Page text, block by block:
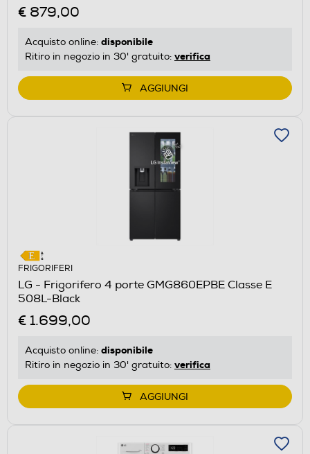
€ 879,00
Acquisto online: disponibile
Ritiro in negozio in 30' gratuito: verifica
AGGIUNGI
FRIGORIFERI
LG - Frigorifero 4 porte GMG860EPBE Classe E
508L-Black
€ 1.699,00
Acquisto online: disponibile
Ritiro in negozio in 30' gratuito: verifica
AGGIUNGI